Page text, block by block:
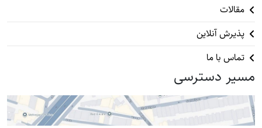
مقالات
پذیرش آنلاین
تماس با ما
مسیر دسترسی